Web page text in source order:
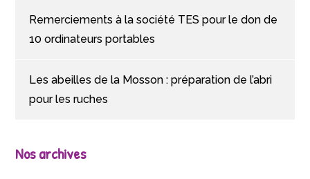
Remerciements à la société TES pour le don de
10 ordinateurs portables
Les abeilles de la Mosson : préparation de l’abri
pour les ruches
Nos archives